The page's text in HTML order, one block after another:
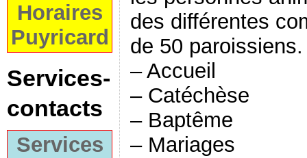
Horaires
Puyricard
Services-
contacts
Services
des différentes
de 50 paroissiens.
– Accueil
– Catéchèse
– Baptême
– Mariages